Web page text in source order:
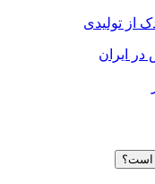
از تولیدی
در ایران